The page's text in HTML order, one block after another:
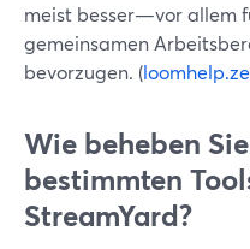
meist besser—vor allem
gemeinsamen
bevorzugen. (
Wie beheben
bestimmten
StreamYard?